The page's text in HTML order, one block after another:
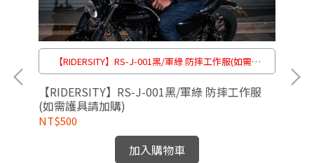
【RIDERSITY】RS-J-001黑/軍綠 防摔工作服(如需護
具請加購)
【RIDERSITY】RS-J-001黑/軍綠 防摔工作服
(如需護具請加購)
NT$500
加入購物車